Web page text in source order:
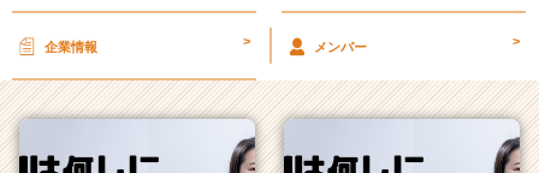
の
ム
ラ
企業情報 > メンバー >